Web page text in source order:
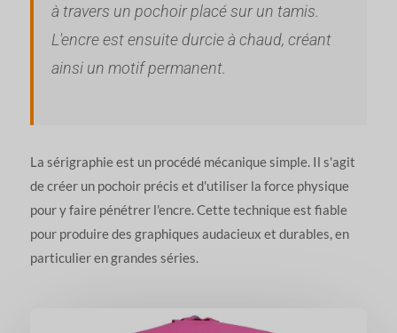
à travers un pochoir placé sur un tamis.
L'encre est ensuite durcie à chaud, créant
ainsi un motif permanent.
La sérigraphie est un procédé mécanique simple. Il s'agit
de créer un pochoir précis et d'utiliser la force physique
pour y faire pénétrer l'encre. Cette technique est fiable
pour produire des graphiques audacieux et durables, en
particulier en grandes séries.